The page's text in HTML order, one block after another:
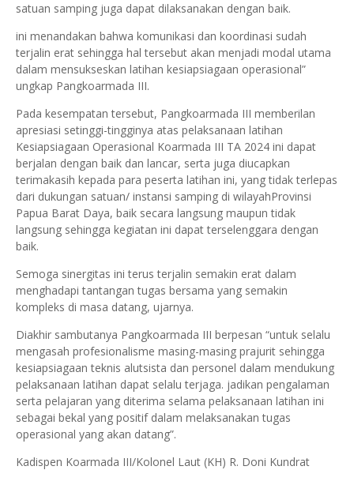
satuan samping juga dapat dilaksanakan dengan baik.
ini menandakan bahwa komunikasi dan koordinasi sudah
terjalin erat sehingga hal tersebut akan menjadi modal utama
dalam mensukseskan latihan kesiapsiagaan operasional”
ungkap Pangkoarmada III.
Pada kesempatan tersebut, Pangkoarmada III memberilan
apresiasi setinggi-tingginya atas pelaksanaan latihan
Kesiapsiagaan Operasional Koarmada III TA 2024 ini dapat
berjalan dengan baik dan lancar, serta juga diucapkan
terimakasih kepada para peserta latihan ini, yang tidak terlepas
dari dukungan satuan/ instansi samping di wilayahProvinsi
Papua Barat Daya, baik secara langsung maupun tidak
langsung sehingga kegiatan ini dapat terselenggara dengan
baik.
Semoga sinergitas ini terus terjalin semakin erat dalam
menghadapi tantangan tugas bersama yang semakin
kompleks di masa datang, ujarnya.
Diakhir sambutanya Pangkoarmada III berpesan “untuk selalu
mengasah profesionalisme masing-masing prajurit sehingga
kesiapsiagaan teknis alutsista dan personel dalam mendukung
pelaksanaan latihan dapat selalu terjaga. jadikan pengalaman
serta pelajaran yang diterima selama pelaksanaan latihan ini
sebagai bekal yang positif dalam melaksanakan tugas
operasional yang akan datang”.
Kadispen Koarmada III/Kolonel Laut (KH) R. Doni Kundrat